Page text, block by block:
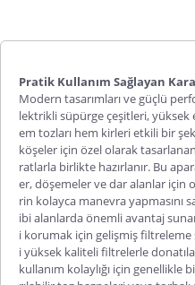
Pratik Kullanım Sağlayan
Modern tasarımları ve güçlü
lektrikli süpürgeçeşitleri, yüksek
em tozları hem kirleri etkili bir
köşeler için özel olarak
ratlarla birlikte hazırlanır. Bu
er, döşemeler ve dar alanlar için
rin kolayca manevra yapmasını
ibi alanlarda önemli avantaj
i korumak için gelişmiş filtreleme
i yüksek kaliteli filtrelerle
kullanım kolaylığı için genellikle